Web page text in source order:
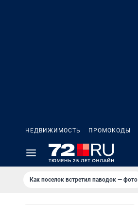
НЕДВИЖИМОСТЬ ПРОМОКОДЫ
Как поселок встретил паводок — фото